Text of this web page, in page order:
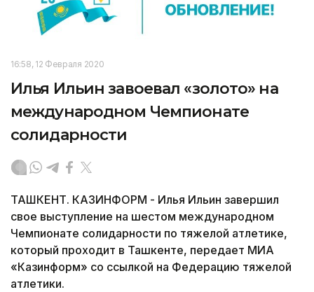
16:58, 12 Февраля 2020
Илья Ильин завоевал «золото» на
международном Чемпионате
солидарности
ТАШКЕНТ. КАЗИНФОРМ - Илья Ильин завершил
свое выступление на шестом международном
Чемпионате солидарности по тяжелой атлетике,
который проходит в Ташкенте, передает МИА
«Казинформ» со ссылкой на Федерацию тяжелой
атлетики.